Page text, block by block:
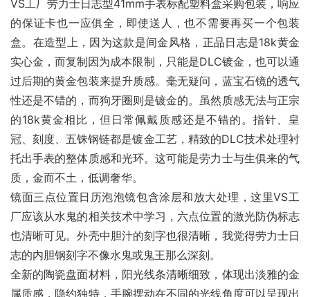
VS工厂劳力士日志型41mm手表标配塑料盒采购包装，响应
的保证卡也一应俱全，即使送人，也不需要再买一个包装
盒。在造型上，因为这款是间金风格，正品日志是18k黄金
实心金，而复制因为成本限制，只能是DLC镀金，也可以通
过后期的黄金包装来提升质感。毫无疑问，蓝宝石镜的透气
性还是不错的，而狗牙圈则是镀金的。虽然质感无法与正宗
的18k黄金相比，但日常佩戴质感还是不错的。指针、皇
冠、刻度、五铢钢链都是镀金工艺，精致的DLC技术处理衬
托出手表的整体质感和光环。这可能是劳力士与生俱来的气
质，金而不土，低调奢华。
镜面三点位置日历泡泡镜包含涂层和放大处理，这里VS工
厂应该从水鬼的相关技术中学习，六点位置的激光防伪标志
也清晰可见。外壳中胆汁的刻字也很清晰，我觉得劳力士日
志的内胆钢刻字不像水鬼或鬼王那么深刻。
全新的陶瓷盘面材料，阳光线条清晰细致，体现出淡雅的金
属质感，隐约独特，手腕摆动在不同的光线角度可以呈现出